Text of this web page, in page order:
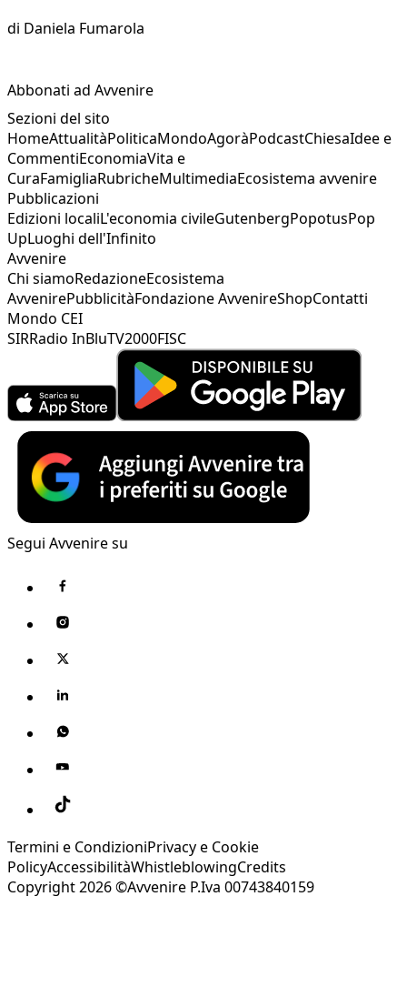
di Daniela Fumarola
Abbonati ad Avvenire
Sezioni del sito
HomeAttualitàPoliticaMondoAgoràPodcastChiesaIdee e
CommentiEconomiaVita e
CuraFamigliaRubricheMultimediaEcosistema avvenire
Pubblicazioni
Edizioni localiL'economia civileGutenbergPopotusPop
UpLuoghi dell'Infinito
Avvenire
Chi siamoRedazioneEcosistema
AvvenirePubblicitàFondazione AvvenireShopContatti
Mondo CEI
SIRRadio InBluTV2000FISC
Segui Avvenire su
Termini e CondizioniPrivacy e Cookie
PolicyAccessibilitàWhistleblowingCredits
Copyright 2026 ©Avvenire P.Iva 00743840159